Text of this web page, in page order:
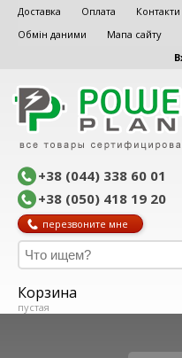
Доставка Оплата Контакти
Обмін даними
Мапа сайту
+38 (044) 338 60 01
+38 (050) 418 19 20
перезвоните мне
Корзина
пустая